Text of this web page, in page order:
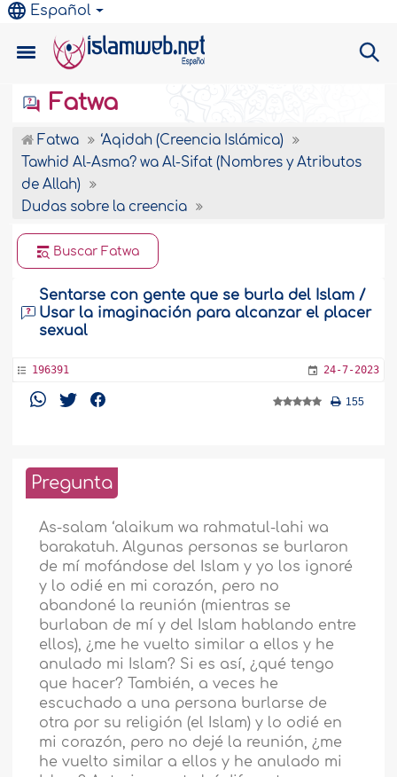
Español
Fatwa
Fatwa
‘Aqidah (Creencia Islámica)
Tawhid Al-Asma? wa Al-Sifat (Nombres y Atributos
de Allah)
Dudas sobre la creencia
Buscar Fatwa
Sentarse con gente que se burla del Islam /
Usar la imaginación para alcanzar el placer
sexual
196391 24-7-2023
155
Pregunta
As-salam ‘alaikum wa rahmatul-lahi wa
barakatuh. Algunas personas se burlaron
de mí mofándose del Islam y yo los ignoré
y lo odié en mi corazón, pero no
abandoné la reunión (mientras se
burlaban de mí y del Islam hablando entre
ellos), ¿me he vuelto similar a ellos y he
anulado mi Islam? Si es así, ¿qué tengo
que hacer? También, a veces he
escuchado a una persona burlarse de
otra por su religión (el Islam) y lo odié en
mi corazón, pero no dejé la reunión, ¿me
he vuelto similar a ellos y he anulado mi